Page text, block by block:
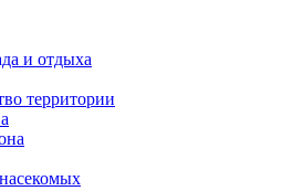
и отдыха
территории